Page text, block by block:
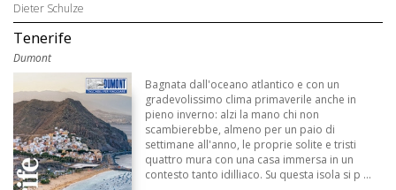
Dieter Schulze
Tenerife
Dumont
Bagnata dall'oceano atlantico e con un
gradevolissimo clima primaverile anche in
pieno inverno: alzi la mano chi non
scambierebbe, almeno per un paio di
settimane all'anno, le proprie solite e tristi
quattro mura con una casa immersa in un
contesto tanto idilliaco. Su questa isola si p ...